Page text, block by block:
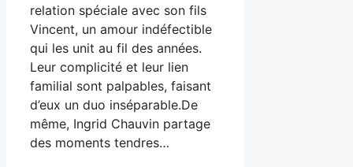
relation spéciale avec son fils
Vincent, un amour indéfectible
qui les unit au fil des années.
Leur complicité et leur lien
familial sont palpables, faisant
d’eux un duo inséparable.De
même, Ingrid Chauvin partage
des moments tendres…